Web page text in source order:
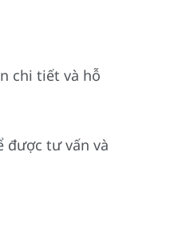
chi tiết và hỗ
được tư vấn và